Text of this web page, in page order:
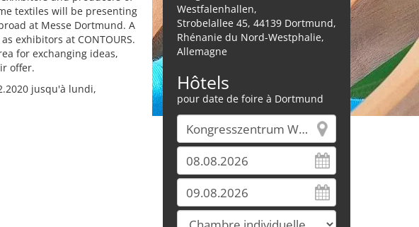
textiles will be presenting
at Messe Dortmund. A
exhibitors at CONTOURS.
for exchanging ideas,
offer.
jusqu'à lundi,
Westfalenhallen,
Strobelallee 45, 44139 Dortmund,
Rhénanie du Nord-Westphalie,
Allemagne
Hôtels
pour date de foire à Dortmund